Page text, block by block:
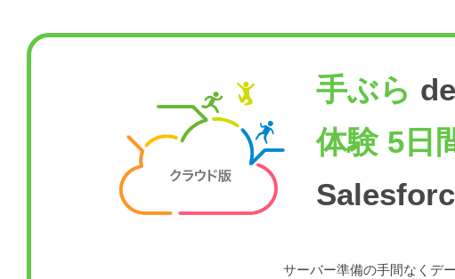
手ぶら
体験 5日
サーバー準備の手間なくデ